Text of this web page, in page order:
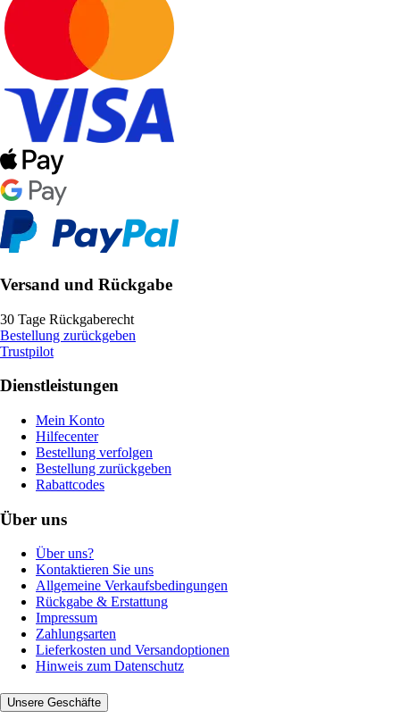
Versand und Rückgabe
30 Tage Rückgaberecht
Bestellung zurückgeben
Trustpilot
Dienstleistungen
Mein Konto
Hilfecenter
Bestellung verfolgen
Bestellung zurückgeben
Rabattcodes
Über uns
Über uns?
Kontaktieren Sie uns
Allgemeine Verkaufsbedingungen
Rückgabe & Erstattung
Impressum
Zahlungsarten
Lieferkosten und Versandoptionen
Hinweis zum Datenschutz
Unsere Geschäfte